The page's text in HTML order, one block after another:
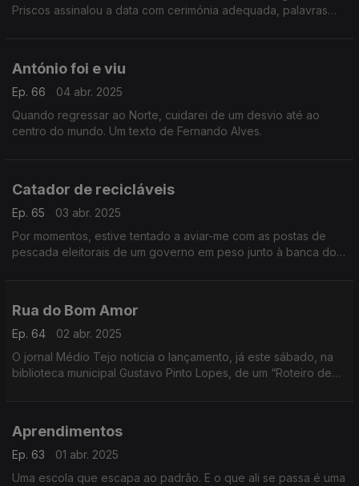
Priscos assinalou a data com cerimónia adequada, palavras
António foi e viu
Ep. 66
04 abr. 2025
Quando regressar ao Norte, cuidarei de um desvio até ao
centro do mundo. Um texto de Fernando Alves.
Catador de recicláveis
Ep. 65
03 abr. 2025
Por momentos, estive tentado a aviar-me com as postas de
pescada eleitorais de um governo em peso junto à banca do
Rua do Bom Amor
Ep. 64
02 abr. 2025
O jornal Médio Tejo noticia o lançamento, já este sábado, na
biblioteca municipal Gustavo Pinto Lopes, de um “Roteiro de
Aprendimentos
Ep. 63
01 abr. 2025
Uma escola que escapa ao padrão. E o que ali se passa é uma